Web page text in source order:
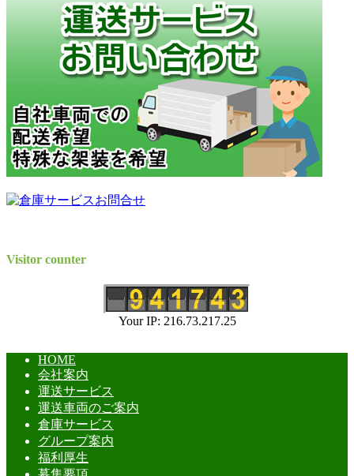
Visitor counter
Your IP: 216.73.217.25
HOME
会社案内
運送サービス
運送車両のご案内
倉庫サービス
グループ案内
福利厚生